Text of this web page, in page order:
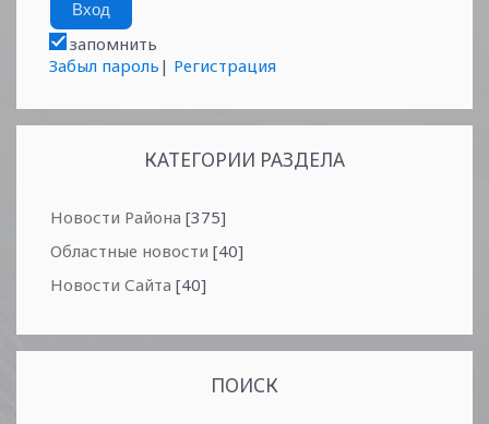
запомнить
Забыл пароль | Регистрация
КАТЕГОРИИ РАЗДЕЛА
Новости Района [375]
Областные новости [40]
Новости Сайта [40]
ПОИСК